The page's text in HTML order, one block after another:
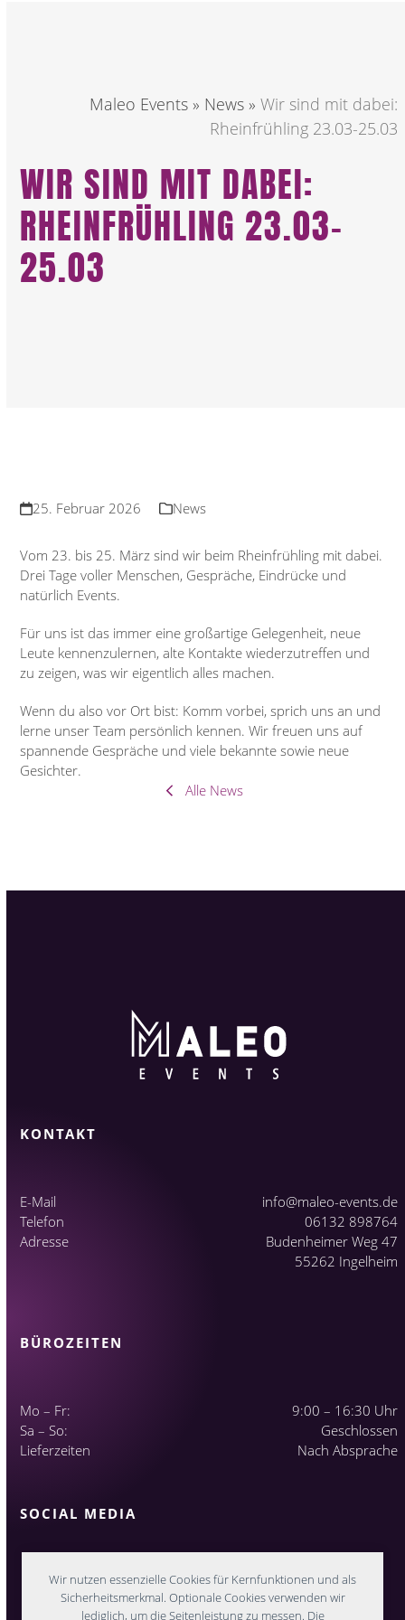
Wir nutzen essenzielle Cookies für Kernfunktionen und als
Sicherheitsmerkmal. Optionale Cookies verwenden wir
lediglich, um die Seitenleistung zu messen. Die
Maleo Events » News »Wir sind mit dabei:
Rheinfrühling 23.03-25.03
WIR SIND MIT DABEI:
RHEINFRÜHLING 23.03-
25.03
25. Februar 2026 News
Vom 23. bis 25. März sind wir beim Rheinfrühling mit dabei.
Drei Tage voller Menschen, Gespräche, Eindrücke und
natürlich Events.
Für uns ist das immer eine großartige Gelegenheit, neue
Leute kennenzulernen, alte Kontakte wiederzutreffen und
zu zeigen, was wir eigentlich alles machen.
Wenn du also vor Ort bist: Komm vorbei, sprich uns an und
lerne unser Team persönlich kennen. Wir freuen uns auf
spannende Gespräche und viele bekannte sowie neue
Gesichter.
Alle News
KONTAKT
E-Mail
info@maleo-events.de
Telefon
06132 898764
Adresse
Budenheimer Weg 47
55262 Ingelheim
BÜROZEITEN
Mo – Fr:
9:00 – 16:30 Uhr
Sa – So:
Geschlossen
Lieferzeiten
Nach Absprache
SOCIAL MEDIA